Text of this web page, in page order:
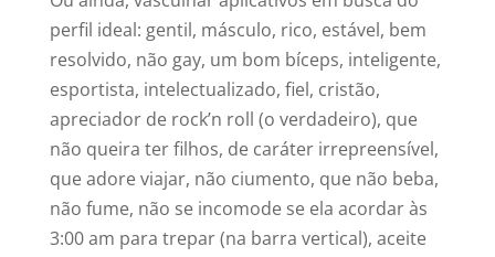
perfil ideal: gentil, másculo, rico, estável, bem
resolvido, não gay, um bom bíceps, inteligente,
esportista, intelectualizado, fiel, cristão,
apreciador de rock’n roll (o verdadeiro), que
não queira ter filhos, de caráter irrepreensível,
que adore viajar, não ciumento, que não beba,
não fume, não se incomode se ela acordar às
3:00 am para trepar (na barra vertical), aceite